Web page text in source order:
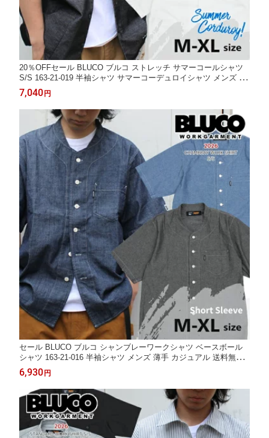
20％OFFセール BLUCO ブルコ ストレッチ サマーコールシャツ
S/S 163-21-019 半袖シャツ サマーコーデュロイシャツ メンズ 薄
手 カジュアル 送料無料 ラッピング可
7,040 円
セール BLUCO ブルコ シャンブレーワークシャツ ベースボール
シャツ 163-21-016 半袖シャツ メンズ 薄手 カジュアル 送料無料
ラッピング可
6,930 円